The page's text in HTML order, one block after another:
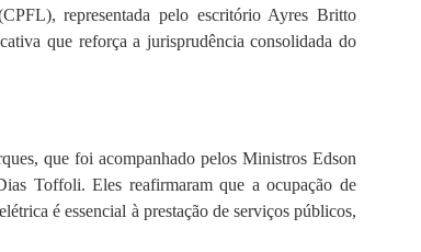
representada pelo escritório Ayres Britto
que reforça a jurisprudência consolidada do
que foi acompanhado pelos Ministros Edson
Toffoli. Eles reafirmaram que a ocupação de
é essencial à prestação de serviços públicos,